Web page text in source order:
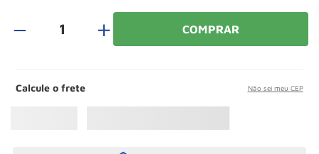
＋ COMPRAR
Calcule o frete Não sei meu CEP